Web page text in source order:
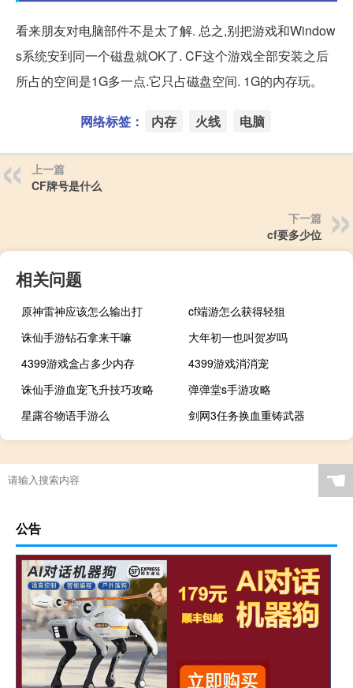
看来朋友对电脑部件不是太了解. 总之,别把游戏和Window
s系统安到同一个磁盘就OK了. CF这个游戏全部安装之后
所占的空间是1G多一点.它只占磁盘空间. 1G的内存玩。
网络标签： 内存 火线 电脑
上一篇
CF牌号是什么
下一篇
cf要多少位
相关问题
原神雷神应该怎么输出打
cf端游怎么获得轻狙
诛仙手游钻石拿来干嘛
大年初一也叫贺岁吗
4399游戏盒占多少内存
4399游戏消消宠
诛仙手游血宠飞升技巧攻略
弹弹堂s手游攻略
星露谷物语手游么
剑网3任务换血重铸武器
☚
公告